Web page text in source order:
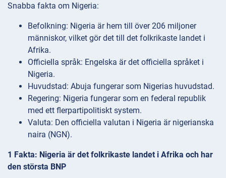
Snabba fakta om Nigeria:
Befolkning: Nigeria är hem till över 206 miljoner
människor, vilket gör det till det folkrikaste landet i
Afrika.
Officiella språk: Engelska är det officiella språket i
Nigeria.
Huvudstad: Abuja fungerar som Nigerias huvudstad.
Regering: Nigeria fungerar som en federal republik
med ett flerpartipolitiskt system.
Valuta: Den officiella valutan i Nigeria är nigerianska
naira (NGN).
1 Fakta: Nigeria är det folkrikaste landet i Afrika och har
den största BNP